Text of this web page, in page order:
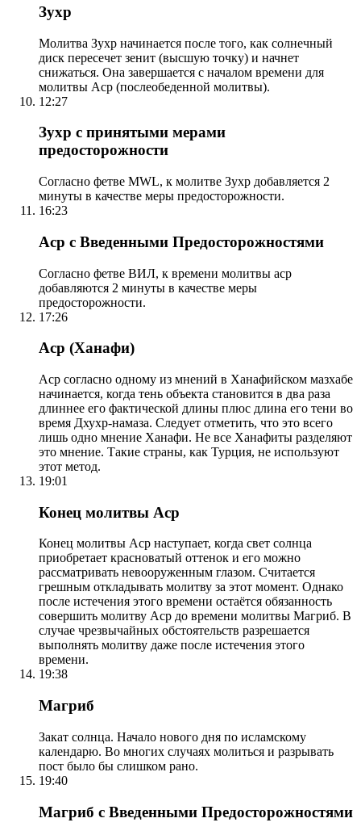
Зухр
Молитва Зухр начинается после того, как солнечный
диск пересечет зенит (высшую точку) и начнет
снижаться. Она завершается с началом времени для
молитвы Аср (послеобеденной молитвы).
12:27
Зухр с принятыми мерами
предосторожности
Согласно фетве MWL, к молитве Зухр добавляется 2
минуты в качестве меры предосторожности.
16:23
Аср с Введенными Предосторожностями
Согласно фетве ВИЛ, к времени молитвы аср
добавляются 2 минуты в качестве меры
предосторожности.
17:26
Аср (Ханафи)
Аср согласно одному из мнений в Ханафийском мазхабе
начинается, когда тень объекта становится в два раза
длиннее его фактической длины плюс длина его тени во
время Дхухр-намаза. Следует отметить, что это всего
лишь одно мнение Ханафи. Не все Ханафиты разделяют
это мнение. Такие страны, как Турция, не используют
этот метод.
19:01
Конец молитвы Аср
Конец молитвы Аср наступает, когда свет солнца
приобретает красноватый оттенок и его можно
рассматривать невооруженным глазом. Считается
грешным откладывать молитву за этот момент. Однако
после истечения этого времени остаётся обязанность
совершить молитву Аср до времени молитвы Магриб. В
случае чрезвычайных обстоятельств разрешается
выполнять молитву даже после истечения этого
времени.
19:38
Магриб
Закат солнца. Начало нового дня по исламскому
календарю. Во многих случаях молиться и разрывать
пост было бы слишком рано.
19:40
Магриб с Введенными Предосторожностями